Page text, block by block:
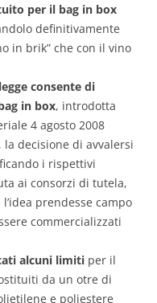
per il bag in box
definitivamente
in brik” che con il vino
consente di
in box, introdotta
4 agosto 2008
la decisione di avvalersi
i rispettivi
ai consorzi di tutela,
prendesse campo
commercializzati
alcuni limiti per il
da un otre di
e poliestere